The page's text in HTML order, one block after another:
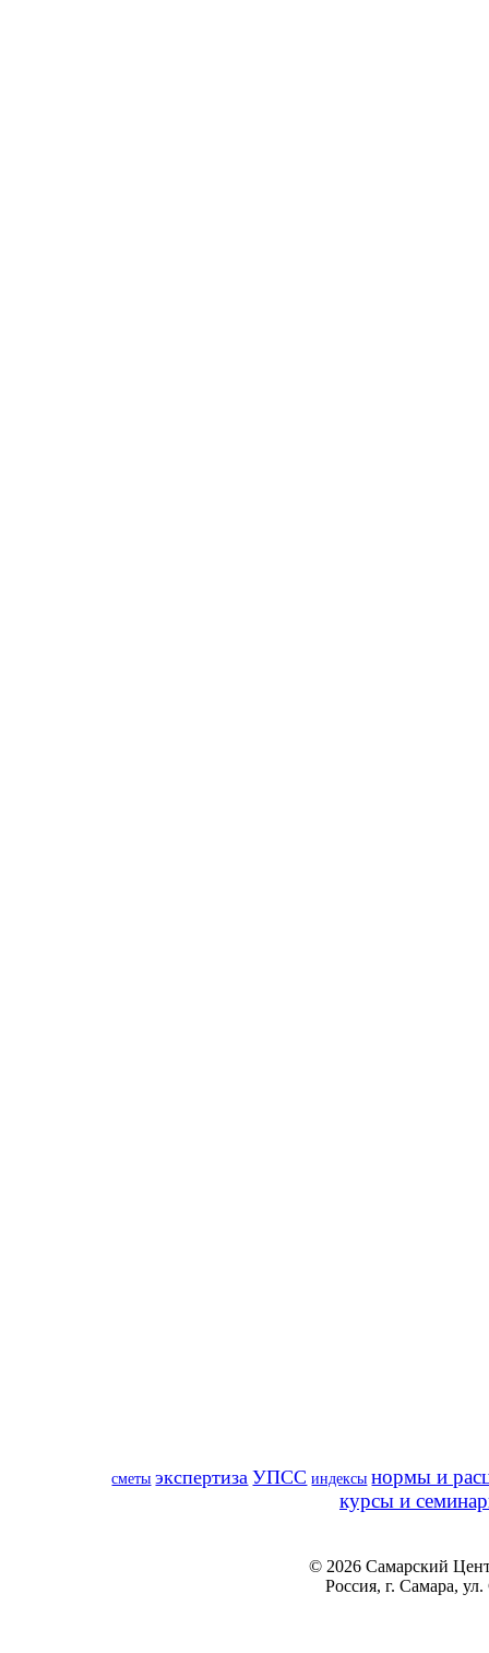
сметы экспертиза УПСС индексы нормы и
курсы и
© 2026 Самарский
Россия, г. Самара,